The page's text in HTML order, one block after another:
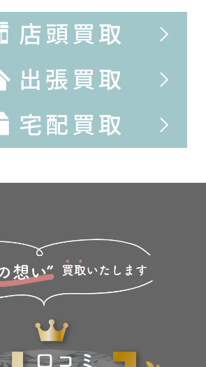
店頭買取
出張買取
宅配買取